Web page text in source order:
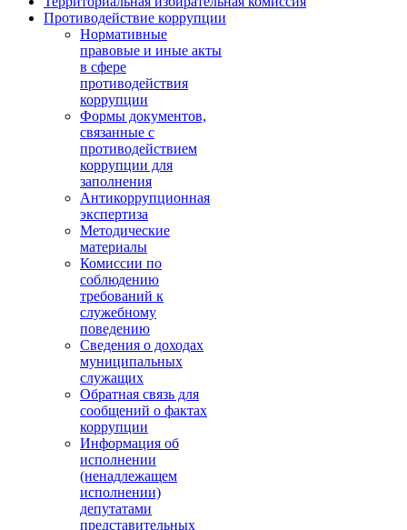
Противодействие коррупции
Нормативные
правовые и иные акты
в сфере
противодействия
коррупции
Формы документов,
связанные с
противодействием
коррупции для
заполнения
Антикоррупционная
экспертиза
Методические
материалы
Комиссии по
соблюдению
требований к
служебному
поведению
Сведения о доходах
муниципальных
служащих
Обратная связь для
сообщений о фактах
коррупции
Информация об
исполнении
(ненадлежащем
исполнении)
депутатами
представительных